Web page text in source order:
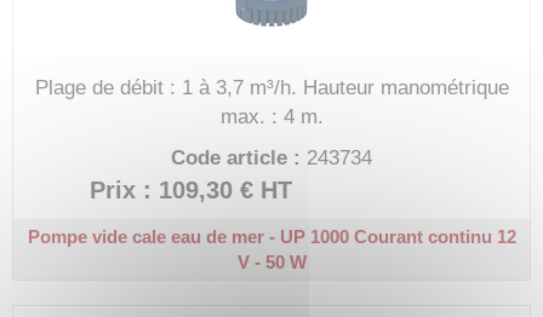
Plage de débit : 1 à 3,7 m³/h. Hauteur manométrique
max. : 4 m.
Code article : 243734
Prix : 109,30 € HT
Pompe vide cale eau de mer - UP 1000Courant continu 12
V - 50 W